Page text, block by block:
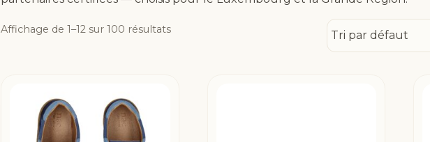
Affichage de 1–12 sur 100 résultats